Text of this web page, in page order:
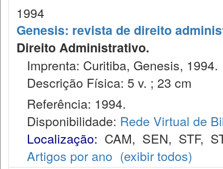
1994
Genesis: revista de direito
Direito Administrativo.
Imprenta: Curitiba, Genesis, 1994.
Descrição Física: 5 v. ; 23 cm
Referência: 1994.
Disponibilidade: Rede Virtual de
Localização: CAM, SEN, STF,
Artigos por ano (exibir todos)